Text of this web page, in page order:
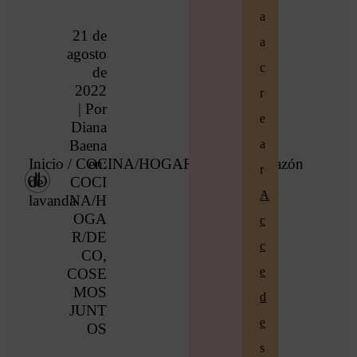
Inicio / COCINA/HOGAR/DECO
/ Corazón
de
lavanda
21 de
agosto
de
2022
| Por
Diana
Baena
en:
COCI
NA/H
OGA
R/DE
CO,
COSE
MOS
JUNT
OS
a
a
c
r
e
a
r
A
c
c
e
d
e
s